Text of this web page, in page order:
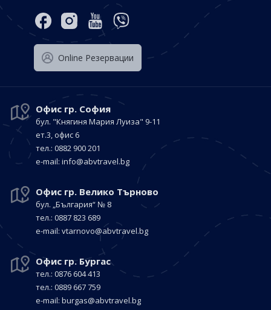
Оnline Резервации
Офис гр. София
бул. "Княгиня Мария Луиза" 9-11
ет.3, офис 6
тел.: 0882 900 201
е-mail: info@abvtravel.bg
Офис гр. Велико Търново
бул. „България“ № 8
тел.: 0887 823 689
е-mail: vtarnovo@abvtravel.bg
Офис гр. Бургас
тел.: 0876 604 413
тел.: 0889 667 759
е-mail: burgas@abvtravel.bg